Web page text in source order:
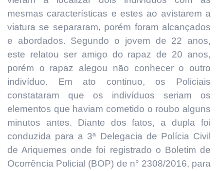
mesmas características e estes ao avistarem a
viatura se separaram, porém foram alcançados
e abordados. Segundo o jovem de 22 anos,
este relatou ser amigo do rapaz de 20 anos,
porém o rapaz alegou não conhecer o outro
indivíduo. Em ato continuo, os Policiais
constataram que os indivíduos seriam os
elementos que haviam cometido o roubo alguns
minutos antes. Diante dos fatos, a dupla foi
conduzida para a 3ª Delegacia de Polícia Civil
de Ariquemes onde foi registrado o Boletim de
Ocorrência Policial (BOP) de n° 2308/2016, para